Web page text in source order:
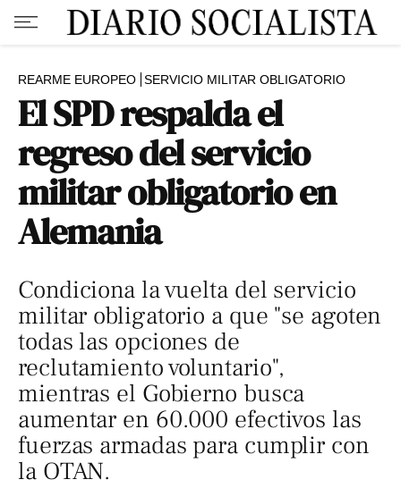
REARME EUROPEO SERVICIO MILITAR OBLIGATORIO
El SPD respalda el
regreso del servicio
militar obligatorio en
Alemania
Condiciona la vuelta del servicio
militar obligatorio a que "se agoten
todas las opciones de
reclutamiento voluntario",
mientras el Gobierno busca
aumentar en 60.000 efectivos las
fuerzas armadas para cumplir con
la OTAN.